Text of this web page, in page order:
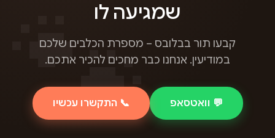
שמגיעה לו
קבעו תור בבלובס – מספרת הכלבים שלכם
במודיעין. אנחנו כבר מחכים להכיר אתכם.
💬 וואטסאפ 📞 התקשרו עכשיו